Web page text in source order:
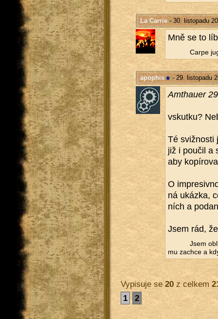
La Carrie- 30. listopadu
Mně se to
Carpe
apophis - 29. listopadu
Am­thauer
vskut­ku?
Té sviž­nos­ti
již i po­u­čil a
aby
O
ná ukáz­ka,
ních a
Jsem rád,
Jsem
mu za­chce a
Vypisuje se20z celkem
1
2